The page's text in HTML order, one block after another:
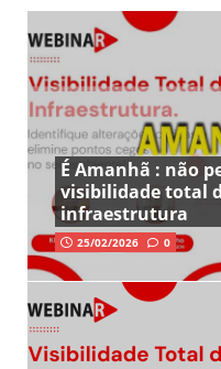
É Amanhã : não
visibilidade total
infraestrutura
25/02/2026 0